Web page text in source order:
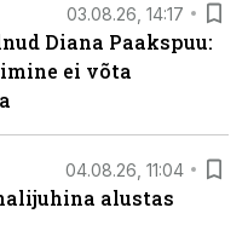
03.08.26, 14:17
Diana Paakspuu:
ei võta
04.08.26, 11:04
alustas